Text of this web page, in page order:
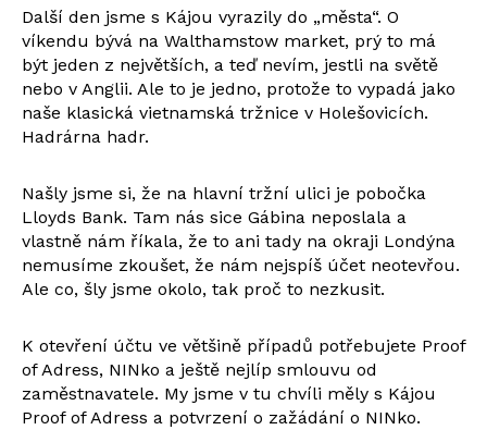
Další den jsme s Kájou vyrazily do „města“. O
víkendu bývá na Walthamstow market, prý to má
být jeden z největších, a teď nevím, jestli na světě
nebo v Anglii. Ale to je jedno, protože to vypadá jako
naše klasická vietnamská tržnice v Holešovicích.
Hadrárna hadr.
Našly jsme si, že na hlavní tržní ulici je pobočka
Lloyds Bank. Tam nás sice Gábina neposlala a
vlastně nám říkala, že to ani tady na okraji Londýna
nemusíme zkoušet, že nám nejspíš účet neotevřou.
Ale co, šly jsme okolo, tak proč to nezkusit.
K otevření účtu ve většině případů potřebujete Proof
of Adress, NINko a ještě nejlíp smlouvu od
zaměstnavatele. My jsme v tu chvíli měly s Kájou
Proof of Adress a potvrzení o zažádání o NINko.